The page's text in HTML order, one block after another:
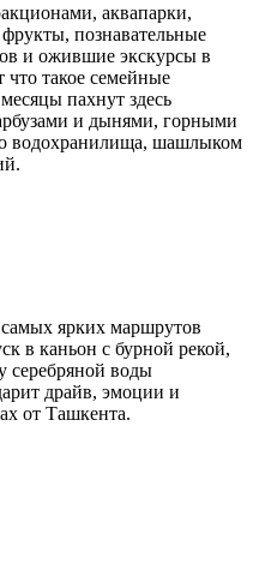
аквапарки,
познавательные
и ожившие экскурсы в
что такое семейные
пахнут здесь
и дынями, горными
водохранилища, шашлыком
ярких маршрутов
в каньон с бурной рекой,
серебряной воды
драйв, эмоции и
от Ташкента.